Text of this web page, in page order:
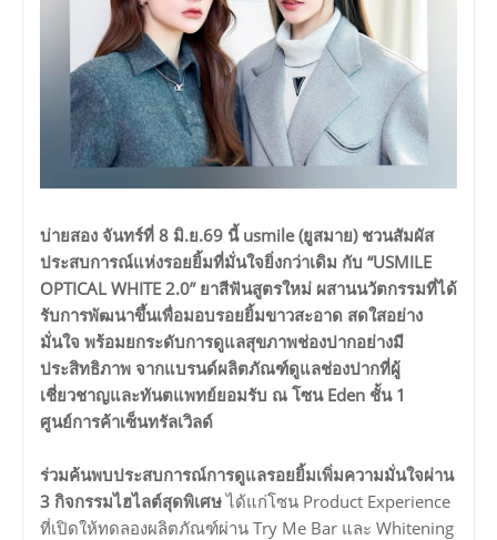
บ่ายสอง จันทร์ที่ 8 มิ.ย.69 นี้ usmile (ยูสมาย) ชวนสัมผัส
ประสบการณ์แห่งรอยยิ้มที่มั่นใจยิ่งกว่าเดิม กับ “USMILE
OPTICAL WHITE 2.0” ยาสีฟันสูตรใหม่ ผสานนวัตกรรมที่ได้
รับการพัฒนาขึ้นเพื่อมอบรอยยิ้มขาวสะอาด สดใสอย่าง
มั่นใจ พร้อมยกระดับการดูแลสุขภาพช่องปากอย่างมี
ประสิทธิภาพ จากแบรนด์ผลิตภัณฑ์ดูแลช่องปากที่ผู้
เชี่ยวชาญและทันตแพทย์ยอมรับ ณ โซน Eden ชั้น 1
ศูนย์การค้าเซ็นทรัลเวิลด์
ร่วมค้นพบประสบการณ์การดูแลรอยยิ้มเพิ่มความมั่นใจผ่าน
3 กิจกรรมไฮไลต์สุดพิเศษได้แก่โซน Product Experience
ที่เปิดให้ทดลองผลิตภัณฑ์ผ่าน Try Me Bar และ Whitening